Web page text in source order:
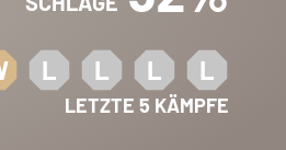
L L L L
LETZTE 5 KÄMPFE